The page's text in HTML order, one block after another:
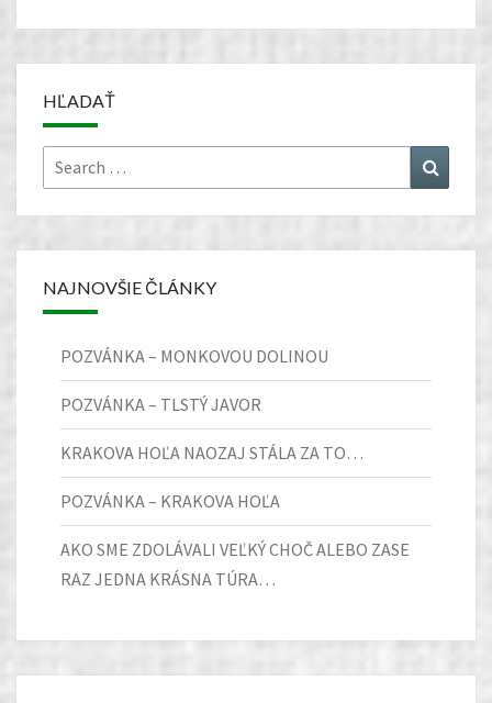
HĽADAŤ
Search
for:
NAJNOVŠIE ČLÁNKY
POZVÁNKA – MONKOVOU DOLINOU
POZVÁNKA – TLSTÝ JAVOR
KRAKOVA HOĽA NAOZAJ STÁLA ZA TO…
POZVÁNKA – KRAKOVA HOĽA
AKO SME ZDOLÁVALI VEĽKÝ CHOČ ALEBO ZASE
RAZ JEDNA KRÁSNA TÚRA…